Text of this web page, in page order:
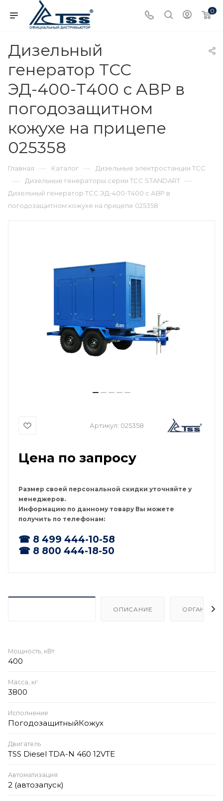
0
Дизельный
генератор ТСС
ЭД-400-Т400 с АВР в
погодозащитном
кожухе на прицепе
025358
Главная — Каталог — Дизельные электростанции ТСС
— Дизельные генераторы серии ТСС STANDART —
Дизельный генератор ТСС ЭД-400-Т400 с АВР в
погодозащитном кожухе на прицепе 025358
Артикул: 025358
Цена по запросу
Размер своей персональной скидки уточняйте у
менеджеров.
Информацию по данному товару Вы можете
получить по телефонам:
☎ 8 499 444-10-58
☎ 8 800 444-18-50
ОПИСАНИЕ
Мощность, кВт
400
Масса, кг
3800
Исполнение
ПогодозащитныйКожух
Двигатель
TSS Diesel TDA-N 460 12VTE
Автоматизация
2 (автозапуск)